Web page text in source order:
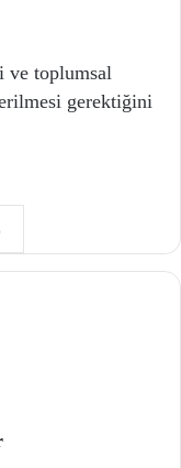
ve toplumsal
gerektiğini